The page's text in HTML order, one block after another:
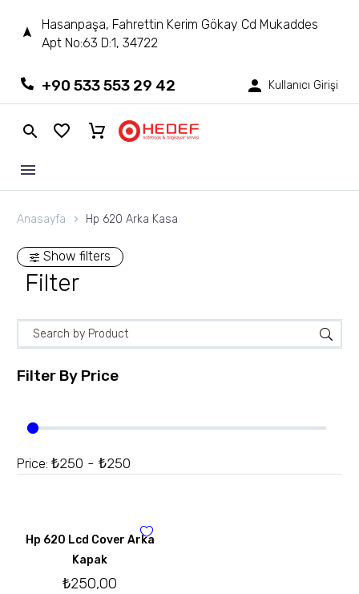
Hasanpaşa, Fahrettin Kerim Gökay Cd Mukaddes
Apt No:63 D:1, 34722
+90 533 553 29 42 Kullanıcı Girişi
Anasayfa Hp 620 Arka Kasa
Show filters
Filter
Filter By Price
Price: ₺250 - ₺250
Hp 620 Lcd Cover Arka
Kapak
₺250,00